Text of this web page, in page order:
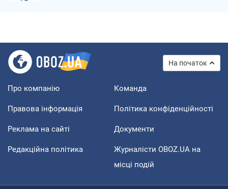
На початок
Про компанію Команда
Правова інформація Політика конфіденційності
Реклама на сайті Документи
Редакційна політика
Журналісти OBOZ.UA на
місці подій